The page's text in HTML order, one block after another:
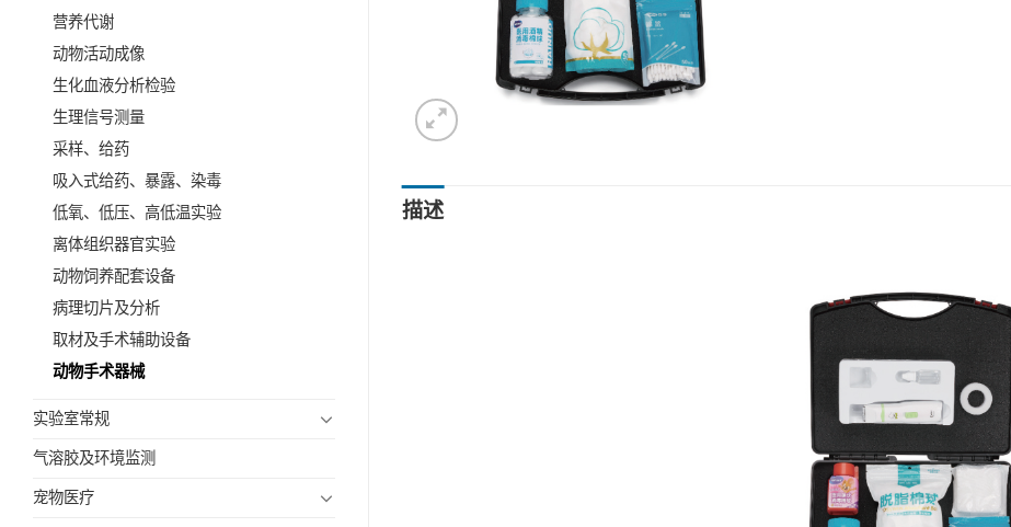
营养代谢
动物活动成像
生化血液分析检验
生理信号测量
采样、给药
吸入式给药、暴露、染毒
低氧、低压、高低温实验
离体组织器官实验
动物饲养配套设备
病理切片及分析
取材及手术辅助设备
动物手术器械
实验室常规
气溶胶及环境监测
宠物医疗
描述